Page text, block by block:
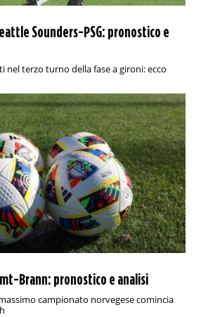
Sounders-PSG: pronostico e
nel terzo turno della fase a gironi: ecco
Brann: pronostico e analisi
campionato norvegese comincia